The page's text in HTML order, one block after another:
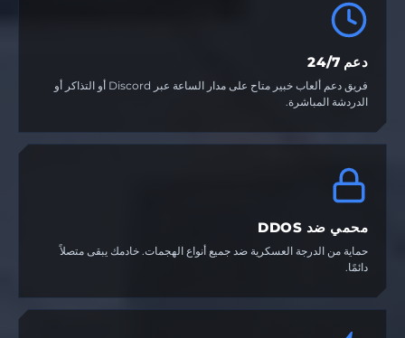
دعم 24/7
فريق دعم ألعاب خبير متاح على مدار الساعة عبر Discord أو التذاكر أو
الدردشة المباشرة.
محمي ضد DDOS
حماية من الدرجة العسكرية ضد جميع أنواع الهجمات. خادمك يبقى متصلاً
دائمًا.